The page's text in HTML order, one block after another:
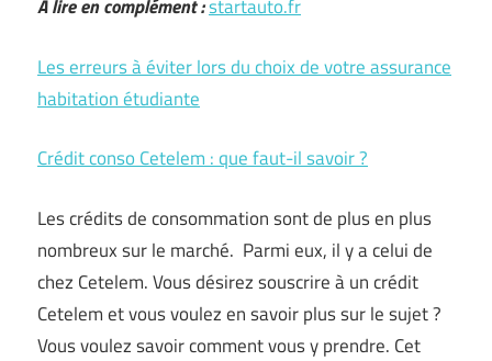
A lire en complément :startauto.fr
Les erreurs à éviter lors du choix de votre assurance
habitation étudiante
Crédit conso Cetelem : que faut-il savoir ?
Les crédits de consommation sont de plus en plus
nombreux sur le marché. Parmi eux, il y a celui de
chez Cetelem. Vous désirez souscrire à un crédit
Cetelem et vous voulez en savoir plus sur le sujet ?
Vous voulez savoir comment vous y prendre. Cet